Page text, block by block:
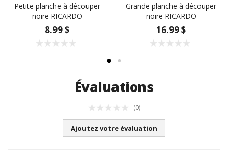
Petite planche à découper
noire RICARDO
8.99 $
Grande planche à découper
noire RICARDO
16.99 $
Évaluations
(0)
Ajoutez votre évaluation